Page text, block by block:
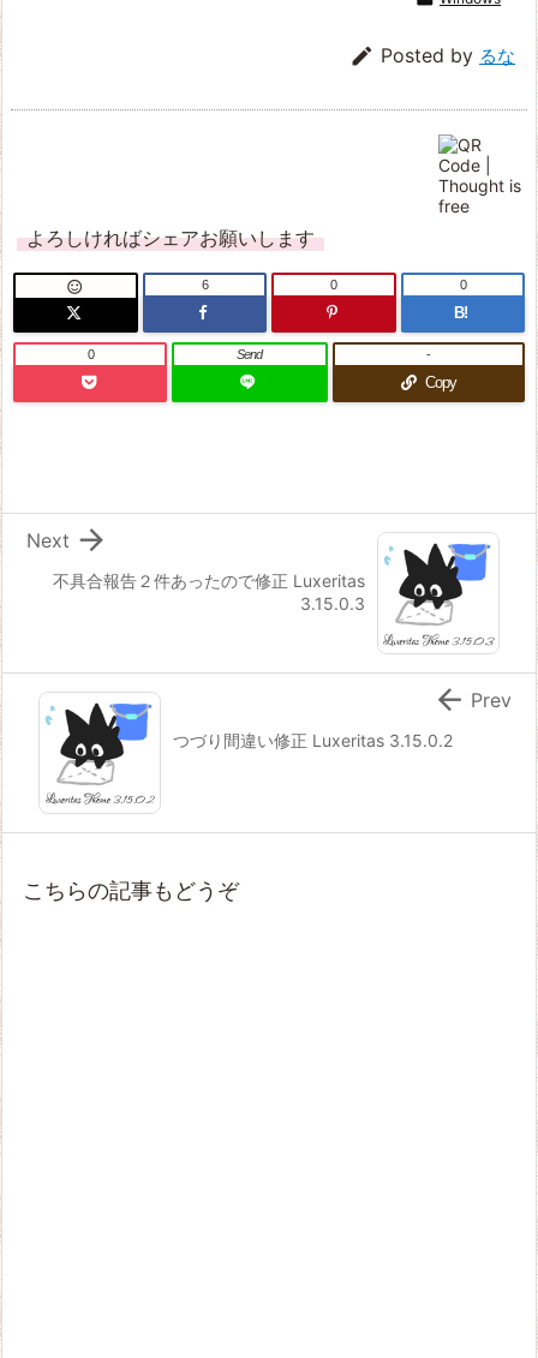
 Posted by るな
よろしければシェアお願いします
 6 0
B!
0
0 Send
Copy
-
不具合報告２件あったので修正 Luxeritas
3.15.0.3

Next
つづり間違い修正 Luxeritas 3.15.0.2
 Prev
こちらの記事もどうぞ